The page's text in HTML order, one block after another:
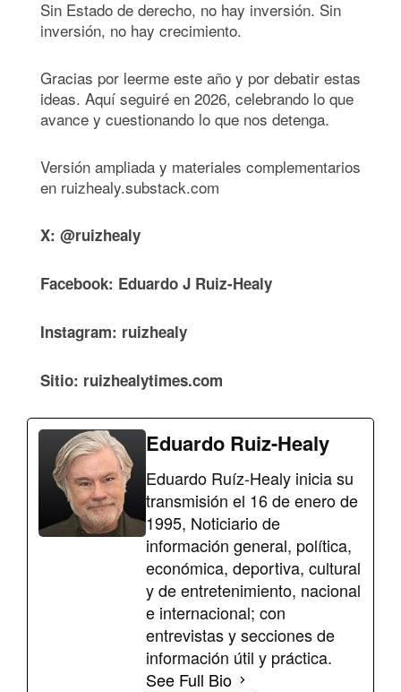
Sin Estado de derecho, no hay inversión. Sin
inversión, no hay crecimiento.
Gracias por leerme este año y por debatir estas
ideas. Aquí seguiré en 2026, celebrando lo que
avance y cuestionando lo que nos detenga.
Versión ampliada y materiales complementarios
en ruizhealy.substack.com
X: @ruizhealy
Facebook: Eduardo J Ruiz-Healy
Instagram: ruizhealy
Sitio: ruizhealytimes.com
Eduardo Ruiz-Healy
Eduardo Ruíz-Healy inicia su
transmisión el 16 de enero de
1995, Noticiario de
información general, política,
económica, deportiva, cultural
y de entretenimiento, nacional
e internacional; con
entrevistas y secciones de
información útil y práctica.
See Full Bio